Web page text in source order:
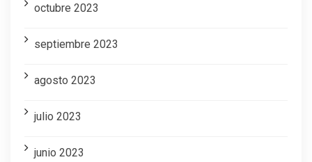
octubre 2023
septiembre 2023
agosto 2023
julio 2023
junio 2023